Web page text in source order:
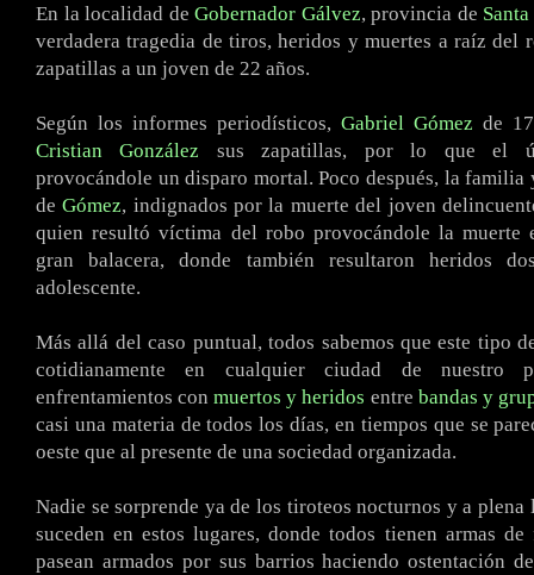
En la localidad de Gobernador Gálvez, provincia de Santa
verdadera tragedia de tiros, heridos y muertes a raíz del
zapatillas a un joven de 22 años.
Según los informes periodísticos, Gabriel Gómez de
Cristian González sus zapatillas, por lo que el
provocándole un disparo mortal. Poco después, la familia
deGómez, indignados por la muerte del joven
quien resultó víctima del robo provocándole la muerte
gran balacera, donde también resultaron heridos
adolescente.
Más allá del caso puntual, todos sabemos que este tipo
cotidianamente en cualquier ciudad de nuestro
enfrentamientos conmuertos y heridos entre bandas y
casi una materia de todos los días, en tiempos que se
oeste que al presente de una sociedad organizada.
Nadie se sorprende ya de los tiroteos nocturnos y a plena
suceden en estos lugares, donde todos tienen armas
pasean armados por sus barrios haciendo ostentación